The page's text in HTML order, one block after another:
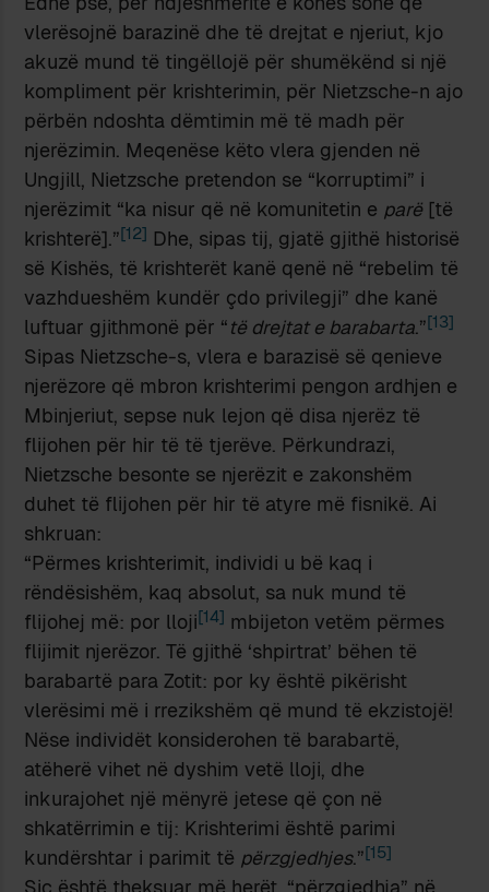
vlerësojnë barazinë dhe të drejtat e njeriut, kjo
akuzë mund të tingëllojë për shumëkënd si një
kompliment për krishterimin, për Nietzsche-n ajo
përbën ndoshta dëmtimin më të madh për
njerëzimin. Meqenëse këto vlera gjenden në
Ungjill, Nietzsche pretendon se “korruptimi” i
njerëzimit “ka nisur që në komunitetin e parë [të
krishterë].”[12] Dhe, sipas tij, gjatë gjithë historisë
së Kishës, të krishterët kanë qenë në “rebelim të
vazhdueshëm kundër çdo privilegji” dhe kanë
luftuar gjithmonë për “të drejtat e barabarta.”[13]
Sipas Nietzsche-s, vlera e barazisë së qenieve
njerëzore që mbron krishterimi pengon ardhjen e
Mbinjeriut, sepse nuk lejon që disa njerëz të
flijohen për hir të të tjerëve. Përkundrazi,
Nietzsche besonte se njerëzit e zakonshëm
duhet të flijohen për hir të atyre më fisnikë. Ai
shkruan:
“Përmes krishterimit, individi u bë kaq i
rëndësishëm, kaq absolut, sa nuk mund të
flijohej më: por lloji[14] mbijeton vetëm përmes
flijimit njerëzor. Të gjithë ‘shpirtrat’ bëhen të
barabartë para Zotit: por ky është pikërisht
vlerësimi më i rrezikshëm që mund të ekzistojë!
Nëse individët konsiderohen të barabartë,
atëherë vihet në dyshim vetë lloji, dhe
inkurajohet një mënyrë jetese që çon në
shkatërrimin e tij: Krishterimi është parimi
kundërshtar i parimit të përzgjedhjes.”[15]